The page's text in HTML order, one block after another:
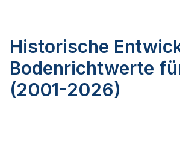
Historische
Bodenrichtwerte
(2001-2026)